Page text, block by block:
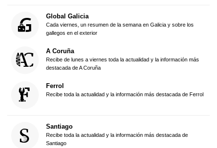
Global Galicia
Cada viernes, un resumen de la semana en Galicia y sobre los
gallegos en el exterior
A Coruña
Recibe de lunes a viernes toda la actualidad y la información más
destacada de A Coruña
Ferrol
Recibe toda la actualidad y la información más destacada de Ferrol
Santiago
Recibe toda la actualidad y la información más destacada de
Santiago